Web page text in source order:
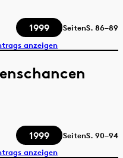
1999 SeitenS. 86–89
anzeigen
1999 SeitenS. 90–94
anzeigen